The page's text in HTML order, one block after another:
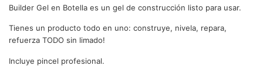
Builder Gel en Botella es un gel de construcción listo para usar.
Tienes un producto todo en uno: construye, nivela, repara,
refuerza TODO sin limado!
Incluye pincel profesional.